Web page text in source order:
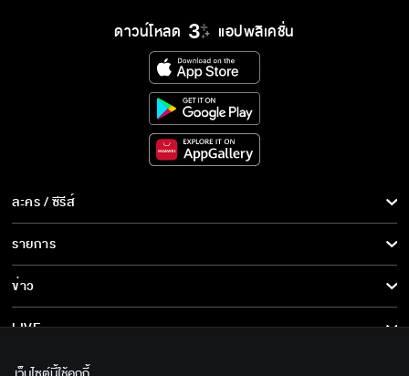
ของเก่า ๆ ไม่มีค่า ไม่อยากเก็บไว้ มันรก!
ผู้หญิงคนนี้เป็นใคร มีคนอื่นเหรอ
ธีร์ นักธุรกิจหนุ่มรุ่นใหม่ TJ GROUP
ดาวน์โหลด แอปพลิเคชั่น
ละคร / ซีรีส์
ละคร/ซีรีส์
ซีรีส์นานาชาติ
การ์ตูน & เกม
รายการ
รายการทั้งหมด
ข่าว
ข่าวทั้งหมด
LIVE
เกี่ยวกับเรา